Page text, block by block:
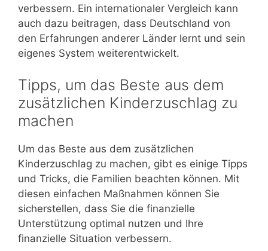
verbessern. Ein internationaler Vergleich kann
auch dazu beitragen, dass Deutschland von
den Erfahrungen anderer Länder lernt und sein
eigenes System weiterentwickelt.
Tipps, um das Beste aus dem
zusätzlichen Kinderzuschlag zu
machen
Um das Beste aus dem zusätzlichen
Kinderzuschlag zu machen, gibt es einige Tipps
und Tricks, die Familien beachten können. Mit
diesen einfachen Maßnahmen können Sie
sicherstellen, dass Sie die finanzielle
Unterstützung optimal nutzen und Ihre
finanzielle Situation verbessern.